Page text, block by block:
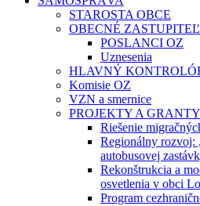
STAROSTA OBCE
OBECNÉ
POSLANCI OZ
Uznesenia
HLAVNÝ
Komisie OZ
VZN a smernice
PROJEKTY A GRANTY
Riešenie
Regionálny rozvoj:
autobusovej
Rekonštrukcia a
osvetlenia v obci
Program